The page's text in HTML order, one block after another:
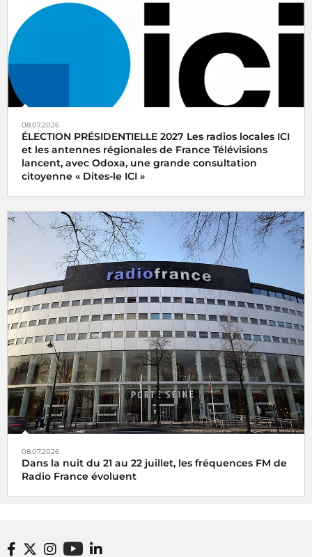
08.07.2026
ÉLECTION PRÉSIDENTIELLE 2027 Les radios locales ICI
et les antennes régionales de France Télévisions
lancent, avec Odoxa, une grande consultation
citoyenne « Dites-le ICI »
08.07.2026
Dans la nuit du 21 au 22 juillet, les fréquences FM de
Radio France évoluent